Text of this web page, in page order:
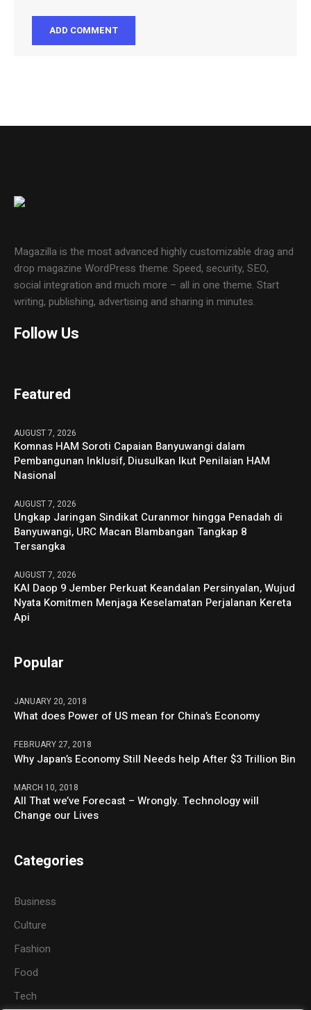
Magazilla is the most advanced highly customizable drag and
drop magazine WordPress theme. Speed, security, SEO,
social integration and much more – all in one theme. Start
writing, publishing, advertising and sharing in minutes.
Follow Us
Featured
AUGUST 7, 2026
Komnas HAM Soroti Capaian Banyuwangi dalam
Pembangunan Inklusif, Diusulkan Ikut Penilaian HAM
Nasional
AUGUST 7, 2026
Ungkap Jaringan Sindikat Curanmor hingga Penadah di
Banyuwangi, URC Macan Blambangan Tangkap 8
Tersangka
AUGUST 7, 2026
KAI Daop 9 Jember Perkuat Keandalan Persinyalan, Wujud
Nyata Komitmen Menjaga Keselamatan Perjalanan Kereta
Api
Popular
JANUARY 20, 2018
What does Power of US mean for China’s Economy
FEBRUARY 27, 2018
Why Japan’s Economy Still Needs help After $3 Trillion Bin
MARCH 10, 2018
All That we’ve Forecast – Wrongly. Technology will
Change our Lives
Categories
Business
Culture
Fashion
Food
Tech